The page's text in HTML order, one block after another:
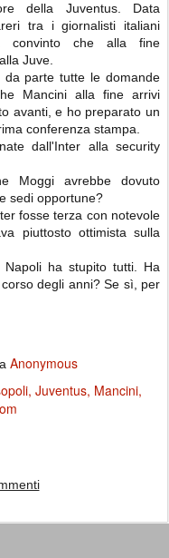
della Juventus. Data
tra i giornalisti italiani
convinto che alla fine
Juve.
da parte tutte le domande
Mancini alla fine arrivi
avanti, e ho preparato un
conferenza stampa.
dall'Inter alla security
Moggi avrebbe dovuto
sedi opportune?
fosse terza con notevole
piuttosto ottimista sulla
ha stupito tutti. Ha
degli anni? Se sì, per
Anonymous
Juventus Mancini